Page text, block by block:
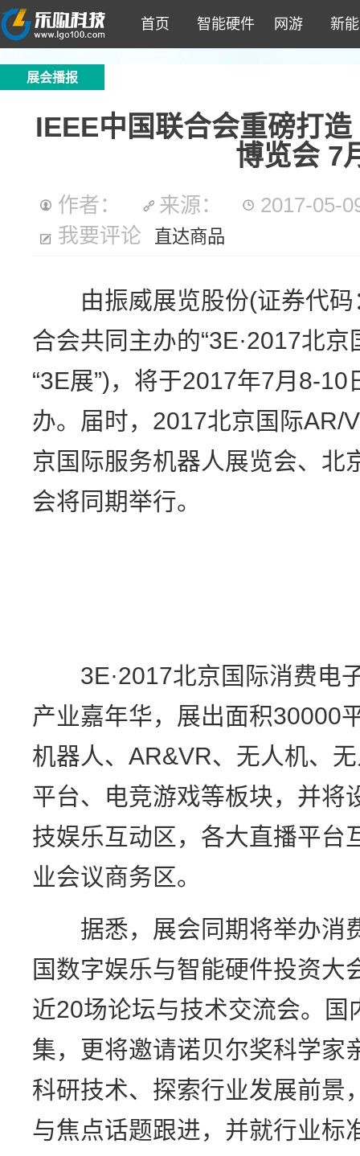
首页 智能硬件 网游 新
展会播报
IEEE中国联合会重磅打
博览会 7
作者： 来源：
2017-05-
我要评论
直达商品
由振威展览股份(证券代码
合会共同主办的“3E·2017北
“3E展”)，将于2017年7月8-
办。届时，2017北京国际AR/
京国际服务机器人展览会、北
会将同期举行。
3E·2017北京国际消费电
产业嘉年华，展出面积30000
机器人、AR&VR、无人机、
平台、电竞游戏等板块，并将
技娱乐互动区，各大直播平台
业会议商务区。
据悉，展会同期将举办消
国数字娱乐与智能硬件投资大
近20场论坛与技术交流会。国
集，更将邀请诺贝尔奖科学家
科研技术、探索行业发展前景
与焦点话题跟进，并就行业标